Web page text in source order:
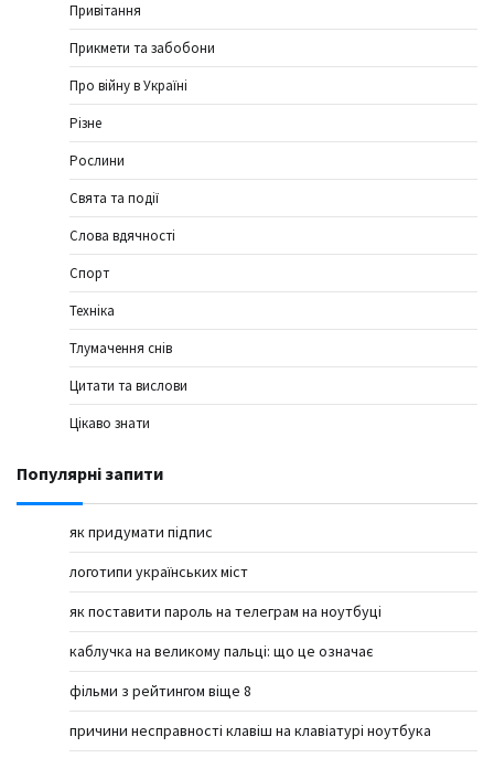
Привітання
Прикмети та забобони
Про війну в Україні
Різне
Рослини
Свята та події
Слова вдячності
Спорт
Техніка
Тлумачення снів
Цитати та вислови
Цікаво знати
Популярні запити
як придумати підпис
логотипи українських міст
як поставити пароль на телеграм на ноутбуці
каблучка на великому пальці: що це означає
фільми з рейтингом віще 8
причини несправності клавіш на клавіатурі ноутбука